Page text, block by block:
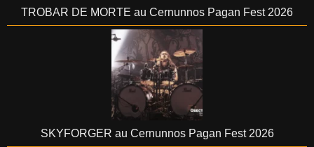
TROBAR DE MORTE au Cernunnos Pagan Fest 2026
SKYFORGER au Cernunnos Pagan Fest 2026